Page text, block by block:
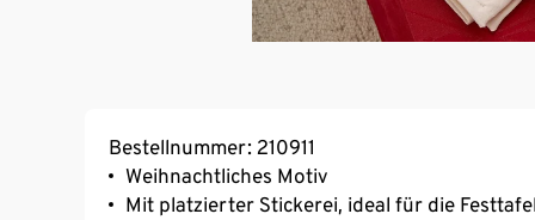
Bestellnummer: 210911
Weihnachtliches Motiv
Mit platzierter Stickerei, ideal für die